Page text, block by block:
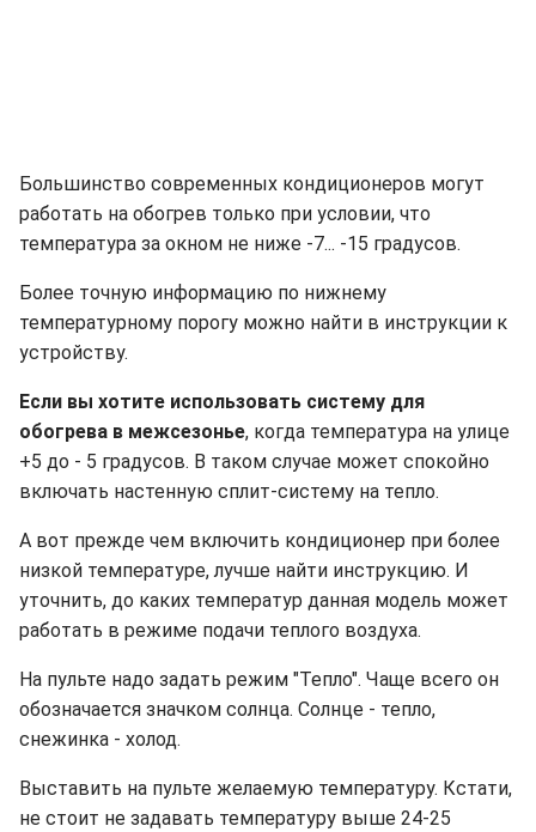
Большинство современных кондиционеров могут
работать на обогрев только при условии, что
температура за окном не ниже -7... -15 градусов.
Более точную информацию по нижнему
температурному порогу можно найти в инструкции к
устройству.
Если вы хотите использовать систему для
обогрева в межсезонье, когда температура на улице
+5 до - 5 градусов. В таком случае может спокойно
включать настенную сплит-систему на тепло.
А вот прежде чем включить кондиционер при более
низкой температуре, лучше найти инструкцию. И
уточнить, до каких температур данная модель может
работать в режиме подачи теплого воздуха.
На пульте надо задать режим "Тепло". Чаще всего он
обозначается значком солнца. Солнце - тепло,
снежинка - холод.
Выставить на пульте желаемую температуру. Кстати,
не стоит не задавать температуру выше 24-25